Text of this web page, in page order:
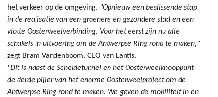
het verkeer op de omgeving. "Opnieuw een beslissende stap
in de realisatie van een groenere en gezondere stad en een
vlotte Oosterweelverbinding. Voor het eerst zijn nu alle
schakels in uitvoering om de Antwerpse Ring rond te maken,"
zegt Bram Vandenboom, CEO van Lantis.
"Dit is naast de Scheldetunnel en het Oosterweelknooppunt
de derde pijler van het enorme Oosterweelproject om de
Antwerpse Ring rond te maken. We geven de mobiliteit in en